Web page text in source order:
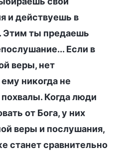
и действуешь в
Этим ты предаешь
Если в
веры, нет
никогда не
Когда люди
от Бога, у них
веры и послушания,
станет сравнительно